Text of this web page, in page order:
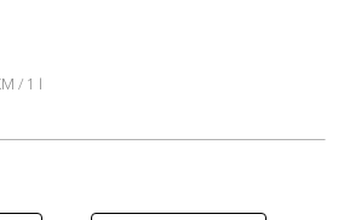
/ 1 l